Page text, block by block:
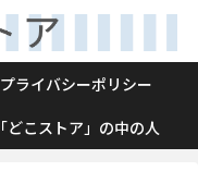
プライバシーポリシー
「どこストア」の中の人